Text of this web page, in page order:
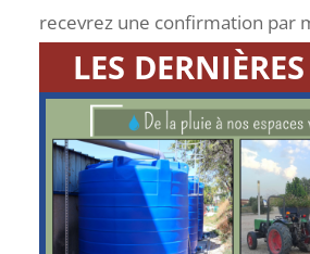
recevrez une confirmation par
LES